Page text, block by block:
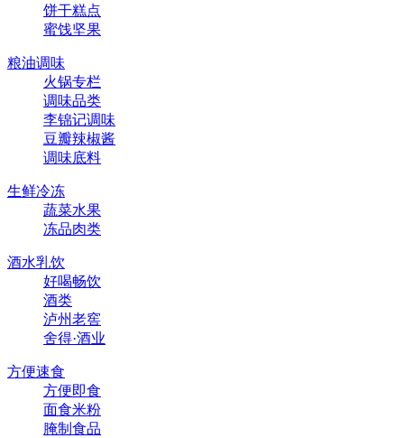
饼干糕点
蜜饯坚果
粮油调味
火锅专栏
调味品类
李锦记调味
豆瓣辣椒酱
调味底料
生鲜冷冻
蔬菜水果
冻品肉类
酒水乳饮
好喝畅饮
酒类
泸州老窖
舍得·酒业
方便速食
方便即食
面食米粉
腌制食品